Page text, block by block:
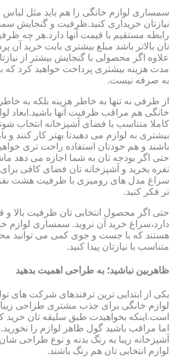
سمساری لوازم خانگی را هم باید مثل لباس
نیازتان خریداری کنید.ظرفیت و گنجایش
رابطه مستقیم با قیمت آنها دارد.هر چه
تان بالاتر باشد مبلغ بیشتری بابت خرید آن
علاوه اگر محصولی با گنجایش بیشتر از
مدت هزینه بیشتری پرداخت خواهید کرد که
به صرفه نیست.
از طرفی نه تنها به خاطر هزینه بلکه به
خانگی هم مراقب ظرفیت آنها باشید.ابعاد
کاملا متناسب با فضای آشپزخانه انتخاب
بیشتری به لوازم می دهیدتا بهتر کار کنند و
باشند و هم خودتان استفاده راحت تری
نفره بخرید و آشپزخانه تان فضای کافی برای
سراغ مدل های رومیزی با ظرفیت هشت
تر فکر کنید.
حتی اگر محصول انتخابی تان ظرفیت بالا و
دارد،سراغ خرید آن نروید. سمساری لوازم
هستند که با جست و جوی کمی می توانید
متناسب با نیازتان پیدا کنید.
ظاهربین نباشید؛ به طراحی اهمیت بدهید
یکی از ابتدایی ترین ترفندهای شرکت های
لوازم خانگی برای جذب مشتری طراحی
است.اینکه بخواهیدت طبق سلیقه تان خرید
اما مراقب باشید گول ظاهر لوازم را
آشپزخانه زیبا به رنگ بدنه و نوع طراحی
لوازم انتخابی تان هم رنگ باشند.